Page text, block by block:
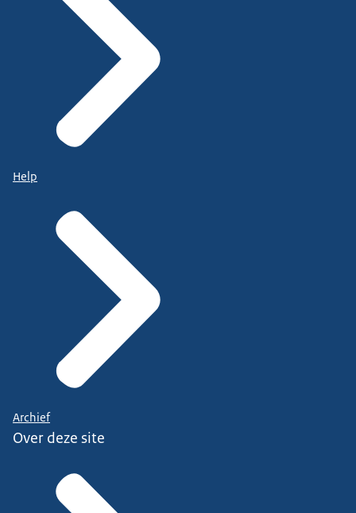
Help
Archief
Over deze site